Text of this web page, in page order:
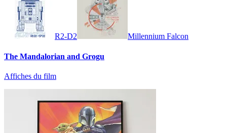
R2-D2 Millennium Falcon
The Mandalorian and Grogu
Affiches du film